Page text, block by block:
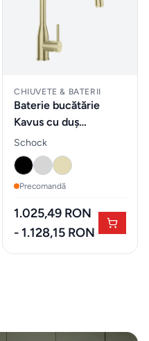
CHIUVETE & BATERII
Baterie bucătărie
Kavus cu duș
extractibil - Schock
Schock
Precomandă
1.025,49 RON
- 1.128,15 RON